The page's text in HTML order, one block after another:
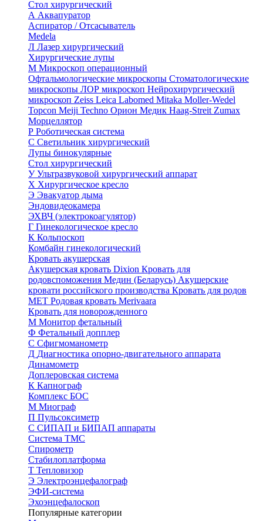
Стол хирургический
А Аквапуратор
Аспиратор / Отсасыватель
Medela
Л Лазер хирургический
Хирургические лупы
М Микроскоп операционный
Офтальмологические микроскопы Стоматологические
микроскопы ЛОР микроскоп Нейрохирургический
микроскоп Zeiss Leica Labomed Mitaka Moller-Wedel
Topcon Meiji Techno Орион Медик Haag-Streit Zumax
Морцеллятор
Р Роботическая система
С Светильник хирургический
Лупы бинокулярные
Стол хирургический
УУльтразвуковой хирургический аппарат
Х Хирургическое кресло
Э Эвакуатор дыма
Эндовидеокамера
ЭХВЧ (электрокоагулятор)
Г Гинекологическое кресло
К Кольпоскоп
Комбайн гинекологический
Кровать акушерская
Акушерская кровать Dixion Кровать для
родовспоможения Медин (Беларусь) Акушерские
кровати российского производства Кровать для родов
МЕТ Родовая кровать Merivaara
Кровать для новорожденного
М Монитор фетальный
Ф Фетальный допплер
C Cфигмоманометр
Д Диагностика опорно-двигательного аппарата
Динамометр
Доплеровская система
К Капнограф
Комплекс БОС
М Миограф
П Пульсоксиметр
С СИПАП и БИПАП аппараты
Система ТМС
Спирометр
Стабилоплатформа
Т Тепловизор
Э Электроэнцефалограф
ЭФИ-система
Эхоэнцефалоскоп
Популярные категории